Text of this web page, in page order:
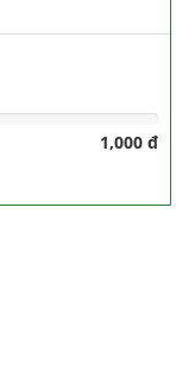
1,000 đ